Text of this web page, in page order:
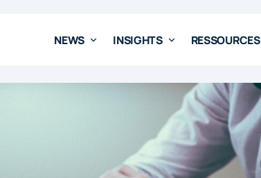
NEWS INSIGHTS RESSOURCES